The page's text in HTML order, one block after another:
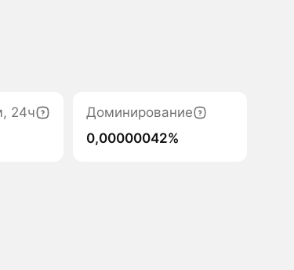
24ч
Доминирование
0,00000042%